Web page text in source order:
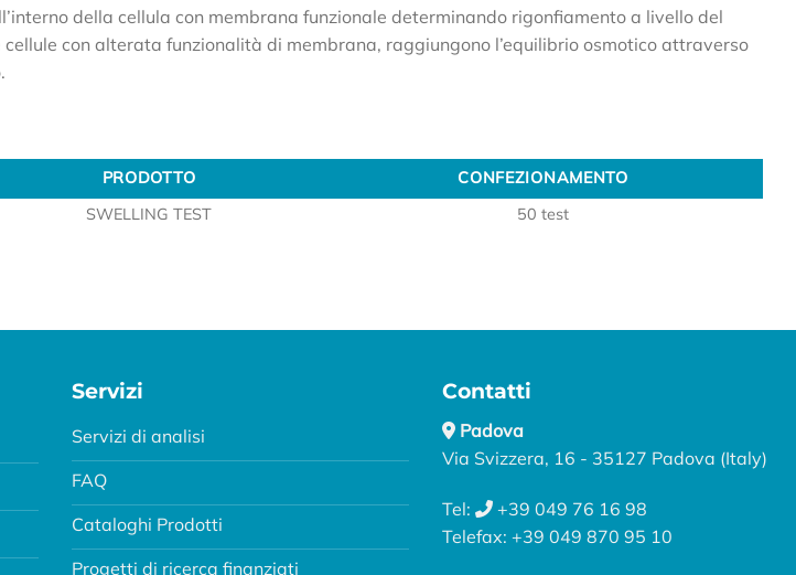
della cellula con membrana funzionale determinando rigonfiamento a livello del
con alterata funzionalità di membrana, raggiungono l’equilibrio osmotico attraverso
PRODOTTO
CONFEZIONAMENTO
PRODOTTO CONFEZIONAMENTO
SWELLING TEST 50 test
Servizi
Servizi di analisi
FAQ
Cataloghi Prodotti
Progetti di ricerca finanziati
Contatti
Padova
Via Svizzera, 16 - 35127 Padova (Italy)
Tel:
+39 049 76 16 98
Telefax: +39 049 870 95 10